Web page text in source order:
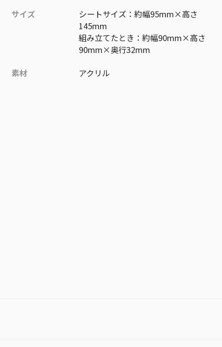
サイズ
シートサイズ：約幅95mm×高さ
145mm
組み立てたとき：約幅90mm×高さ
90mm×奥行32mm
素材
アクリル